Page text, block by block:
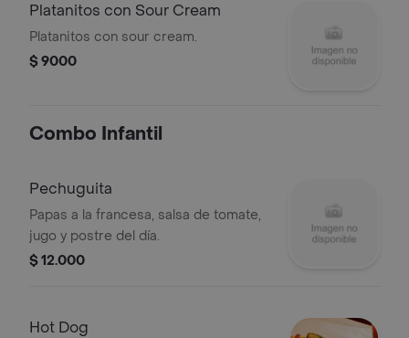
Platanitos con Sour Cream
Platanitos con sour cream.
$ 9000
Combo Infantil
Pechuguita
Papas a la francesa, salsa de tomate,
jugo y postre del día.
$ 12.000
Hot Dog